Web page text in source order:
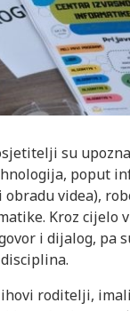
su
poput
videa),
Kroz cijelo
i dijalog, pa
roditelji,